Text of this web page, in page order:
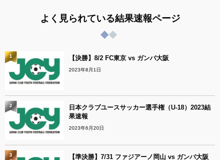
よく見られている結果速報ページ
【決勝】8/2 FC東京 vs ガンバ大阪
2023年8月1日
1
日本クラブユースサッカー選手権（U-18）2023結
果速報
2023年6月20日
2
【準決勝】7/31 ファジアーノ岡山 vs ガンバ大阪
3